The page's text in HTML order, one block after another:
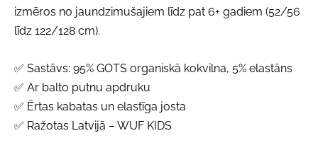
izmēros no jaundzimušajiem līdz pat 6+ gadiem (52/56
līdz 122/128 cm).
✅ Sastāvs: 95% GOTS organiskā kokvilna, 5% elastāns
✅ Ar balto putnu apdruku
✅ Ērtas kabatas un elastīga josta
✅ Ražotas Latvijā – WUF KIDS